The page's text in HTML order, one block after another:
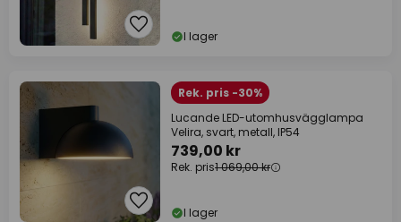
I lager
Rek. pris -30%
Lucande LED-utomhusvägglampa
Velira, svart, metall, IP54
739,00 kr
Rek. pris1 069,00 kr
I lager